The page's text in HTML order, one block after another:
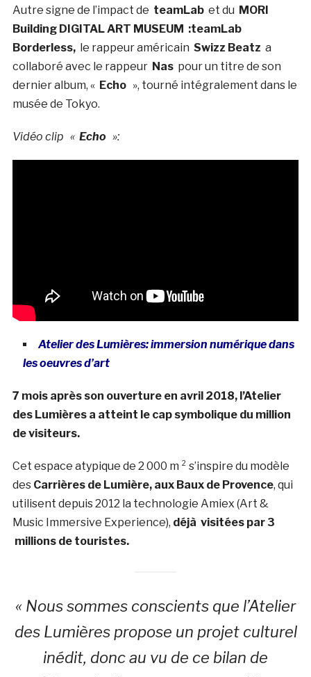
Autre signe de l’impact de teamLabet du MORI
Building DIGITAL ART MUSEUM :teamLab
Borderless, le rappeur américain Swizz Beatz a
collaboré avec le rappeur Naspour un titre de son
dernier album, « Echo», tourné intégralement dans le
musée de Tokyo.
Vidéo clip « Echo »:
Atelier des Lumières: immersion numérique dans
les oeuvres d’art
7 mois après son ouverture en avril 2018, l’Atelier
des Lumières a atteint le cap symbolique du million
de visiteurs.
Cet espace atypique de 2 000 m ² s’inspire du modèle
des Carrières de Lumière, aux Baux de Provence, qui
utilisent depuis 2012 la technologie Amiex (Art &
Music Immersive Experience), déjà visitées par 3
millions de touristes.
« Nous sommes conscients que l’Atelier
des Lumières propose un projet culturel
inédit, donc au vu de ce bilan de